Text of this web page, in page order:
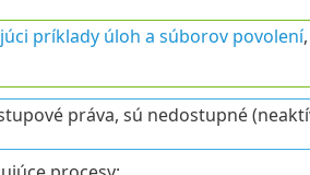
príklady úloh a súborov povolení
práva, sú nedostupné